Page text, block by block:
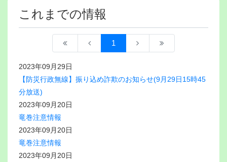
これまでの情報
1
2023年09月29日
【防災行政無線】振り込め詐欺のお知らせ(9月29日15時45
分放送)
2023年09月20日
竜巻注意情報
2023年09月20日
竜巻注意情報
2023年09月20日